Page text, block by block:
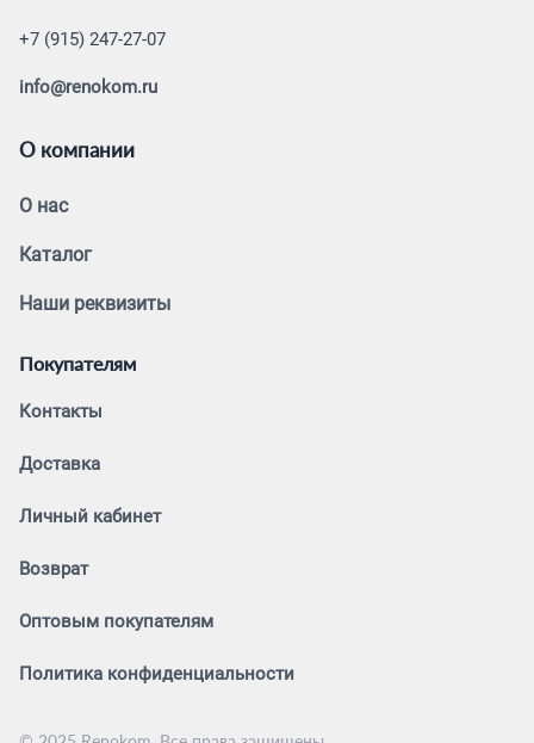
+7 (915) 247-27-07
info@renokom.ru
О компании
О нас
Каталог
Наши реквизиты
Покупателям
Контакты
Доставка
Личный кабинет
Возврат
Оптовым покупателям
Политика конфиденциальности